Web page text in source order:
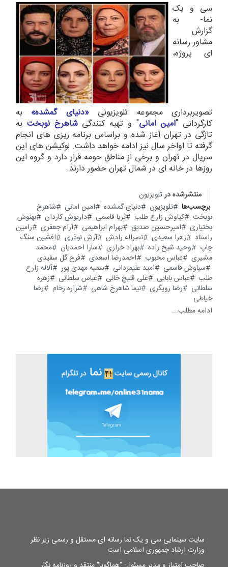
سی و یک
نما- به
گزارش
مشاور رسانه
ای پروژه،
تصویربرداری مجموعه تلویزیونی «دنیای گمشده» به
کارگردانی "امین امانی" و تهیه کنندگیشاهرخ نوبخت به
تازگی در تهران آغاز شده و براساس برنامه ریزی های انجام
گرفته تا اواخر سال نیز ادامه خواهد داشت. لوکیشن های این
سریال در تهران و برخی از مناطق حومه قرار دارد و گروه این
روزها در خانه ای در شمال تهران حضور دارند.
منتشرشده درتلویزیون
برچسب‌ها
تلویزیون دنیای گمشده امین امانی
شاهرخ
نوبخت
کیاوش زارع طلب ثریا قاسمی داریوش کاردان
بهنوش
بختیاری
امیرحسین صدیق بهرام ابراهیمی آرام جعفری
رامین
راستاد
زهرا سعیدی نصراله رادش آرش نوذری
افشین سنگ
چاپ
وحید شیخ زاده بهراد خرازی سارا احمدیان
محمد
مشیری
عباس محبوب احمدرضا اسعدی
فرج گل سفیدی
سیاوش قاسمی
امید علیمردانی سمیه مهدی پور
آلاله زارع
طلب
عباس بابایی علی قلیچ خانی عباس سلطانی
زهره
سلطانی
رضا رویگری نیما شاهرخ شاهی شراره رخام
رضا
خیاطی
ادامه مطلب...
سایت سینمایی سی و یک نما رسانه ای مستقل و رسمی زیر نظر
وزارت ارشاد جمهوری اسلامی است